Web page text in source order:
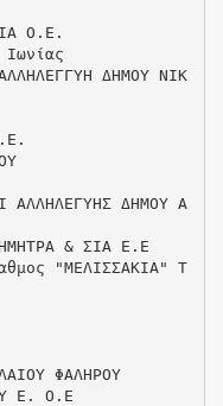
Ο.Ε.
ΔΗΜΟΥ ΝΙΚ
ΑΛΛΗΛΕΓΥΗΣ ΔΗΜΟΥ Α
& ΣΙΑ Ε.Ε
"ΜΕΛΙΣΣΑΚΙΑ" Τ
ΦΑΛΗΡΟΥ
Ε. Ο.Ε